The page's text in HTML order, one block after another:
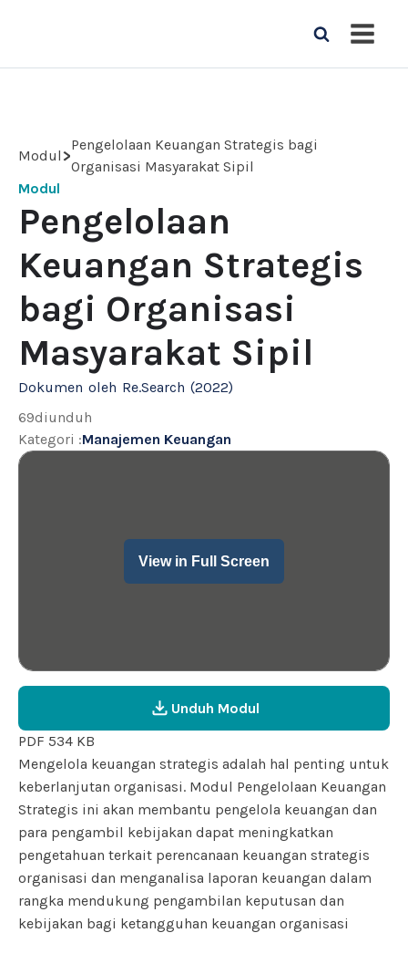
Modul>
Pengelolaan Keuangan Strategis bagi
Organisasi Masyarakat Sipil
Modul
Pengelolaan
Keuangan Strategis
bagi Organisasi
Masyarakat Sipil
Dokumen oleh Re.Search (2022)
69diunduh
Kategori :Manajemen Keuangan
View in Full Screen
Unduh Modul
PDF 534 KB
Mengelola keuangan strategis adalah hal penting untuk
keberlanjutan organisasi. Modul Pengelolaan Keuangan
Strategis ini akan membantu pengelola keuangan dan
para pengambil kebijakan dapat meningkatkan
pengetahuan terkait perencanaan keuangan strategis
organisasi dan menganalisa laporan keuangan dalam
rangka mendukung pengambilan keputusan dan
kebijakan bagi ketangguhan keuangan organisasi